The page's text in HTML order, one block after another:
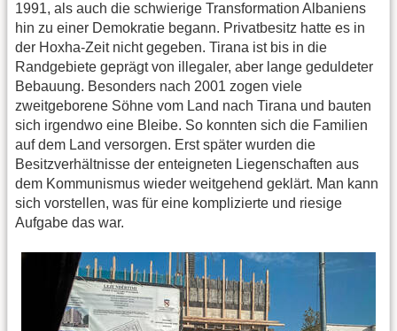
1991, als auch die schwierige Transformation Albaniens
hin zu einer Demokratie begann. Privatbesitz hatte es in
der Hoxha-Zeit nicht gegeben. Tirana ist bis in die
Randgebiete geprägt von illegaler, aber lange geduldeter
Bebauung. Besonders nach 2001 zogen viele
zweitgeborene Söhne vom Land nach Tirana und bauten
sich irgendwo eine Bleibe. So konnten sich die Familien
auf dem Land versorgen. Erst später wurden die
Besitzverhältnisse der enteigneten Liegenschaften aus
dem Kommunismus wieder weitgehend geklärt. Man kann
sich vorstellen, was für eine komplizierte und riesige
Aufgabe das war.